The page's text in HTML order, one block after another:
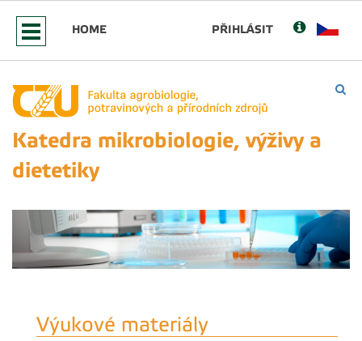
HOME PŘIHLÁSIT
Katedra mikrobiologie, výživy a
dietetiky
Výukové materiály